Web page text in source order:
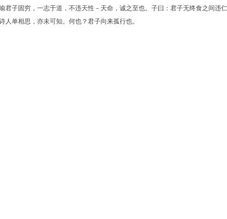
君子固穷，一志于道，不违天性－天命，诚之至也。子曰：君子无终食之间违
单相思，亦未可知。何也？君子向来孤行也。